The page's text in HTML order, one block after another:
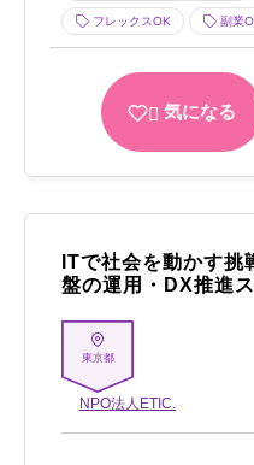
フレックスOK 副業
気になる
ITで社会を動かす挑
盤の運用・DX推進
東京都
NPO法人ETIC.